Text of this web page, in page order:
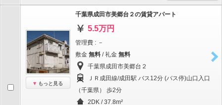
もっと見る
千葉県成田市美郷台２の賃貸アパート
5.5万円
管理費 : －
敷金 無料 / 礼金 無料
千葉県成田市美郷台２
ＪＲ成田線/成田駅 バス12分 (バス停)山口入口
（千葉県） 歩2分
2DK / 37.8m²